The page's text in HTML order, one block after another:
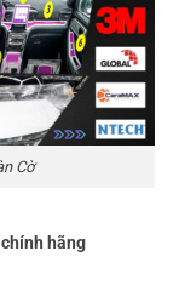
Cờ
hãng